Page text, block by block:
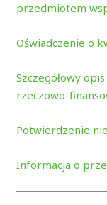
przedmiotem
Oświadczenie o
Szczegółowy
rzeczowo-
Potwierdzenie
Informacja o